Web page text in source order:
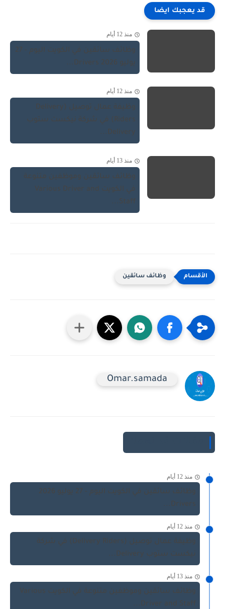
قد يعجبك ايضا
منذ 12 أيام
وظائف سائقين في الكويت اليوم - 27
يوليو 2026 Drivers...
منذ 12 أيام
وظيفة عمال توصيل (Delivery
Riders) في شركة نيكست ستوب
Delivery...
منذ 13 أيام
وظائف سائقين وموظفين متنوعة
في الكويت Various Driver and
Staff...
وظائف سائقين
Omar.samada
منذ 12 أيام
وظائف سائقين في الكويت اليوم - 27 يوليو 2026
Drivers...
منذ 12 أيام
وظيفة عمال توصيل (Delivery Riders) في شركة
نيكست ستوب Delivery...
منذ 13 أيام
وظائف سائقين وموظفين متنوعة في الكويت Various
Driver and Staff...